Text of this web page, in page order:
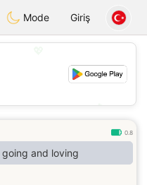
Dating
Mode Giriş
💕
0.8
going and loving